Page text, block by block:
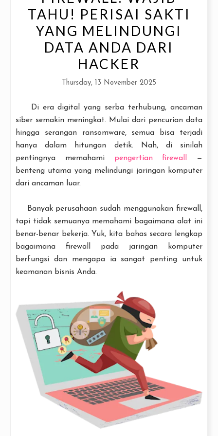
TAHU! PERISAI SAKTI
YANG MELINDUNGI
DATA ANDA DARI
HACKER
Thursday, 13 November 2025
Di era digital yang serba terhubung, ancaman
siber semakin meningkat. Mulai dari pencurian data
hingga serangan ransomware, semua bisa terjadi
hanya dalam hitungan detik. Nah, di sinilah
pentingnya memahami pengertian firewall
—
benteng utama yang melindungi jaringan komputer
dari ancaman luar.
Banyak perusahaan sudah menggunakan firewall,
tapi tidak semuanya memahami bagaimana alat ini
benar-benar bekerja. Yuk, kita bahas secara lengkap
bagaimana firewall pada jaringan komputer
berfungsi dan mengapa ia sangat penting untuk
keamanan bisnis Anda.